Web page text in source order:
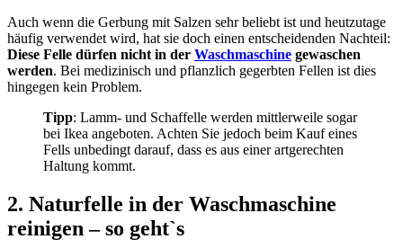
Auch wenn die Gerbung mit Salzen sehr beliebt ist und heutzutage
häufig verwendet wird, hat sie doch einen entscheidenden Nachteil:
Diese Felle dürfen nicht in der Waschmaschine gewaschen
werden. Bei medizinisch und pflanzlich gegerbten Fellen ist dies
hingegen kein Problem.
Tipp: Lamm- und Schaffelle werden mittlerweile sogar
bei Ikea angeboten. Achten Sie jedoch beim Kauf eines
Fells unbedingt darauf, dass es aus einer artgerechten
Haltung kommt.
2. Naturfelle in der Waschmaschine
reinigen – so geht`s